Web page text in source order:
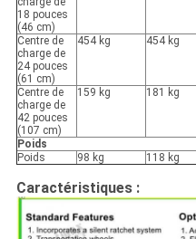
18 pouces
(46 cm)
Centre de
charge de
24 pouces
(61 cm)
454 kg 454 kg
Centre de
charge de
42 pouces
(107 cm)
159 kg 181 kg
Poids
Poids
98 kg 118 kg
Caractéristiques :